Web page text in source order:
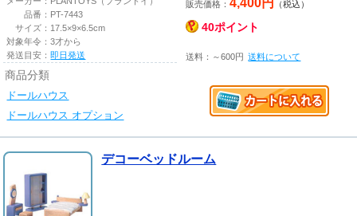
品番： PT-7443
サイズ： 17.5×9×6.5cm
対象年令：3才から
発送目安：即日発送
商品分類
ドールハウス
ドールハウス オプション
販売価格： （税込）
40ポイント
送料：～600円 送料について
デコーベッドルーム